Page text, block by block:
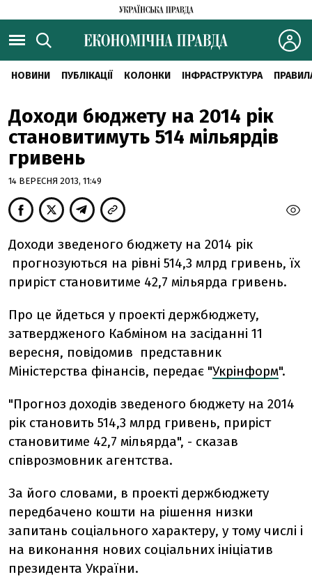
НОВИНИ ПУБЛІКАЦІЇ КОЛОНКИ ІНФРАСТРУКТУРА
Доходи бюджету на 2014 рік
становитимуть 514 мільярдів
гривень
14 ВЕРЕСНЯ 2013, 11:49
Доходи зведеного бюджету на 2014 рік
прогнозуються на рівні 514,3 млрд гривень, їх
приріст становитиме 42,7 мільярда гривень.
Про це йдеться у проекті держбюджету,
затвердженого Кабміном на засіданні 11
вересня, повідомив представник
Міністерства фінансів, передає "Укрінформ".
"Прогноз доходів зведеного бюджету на 2014
рік становить 514,3 млрд гривень, приріст
становитиме 42,7 мільярда", - сказав
співрозмовник агентства.
За його словами, в проекті держбюджету
передбачено кошти на рішення низки
запитань соціального характеру, у тому числі і
на виконання нових соціальних ініціатив
президента України.